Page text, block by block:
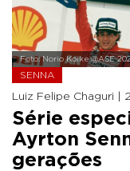
Foto: Norio Koike @ASE
SENNA
Luiz Felipe Chaguri |
Série
Ayrton
gerações